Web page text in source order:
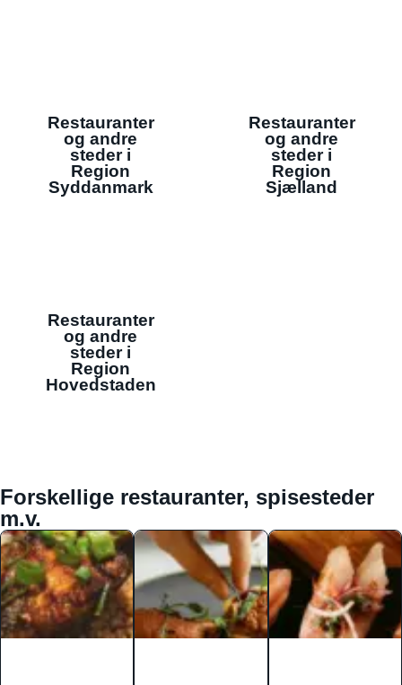
Restauranter
og andre
steder i
Region
Syddanmark
Restauranter
og andre
steder i
Region
Sjælland
Restauranter
og andre
steder i
Region
Hovedstaden
Forskellige restauranter, spisesteder
m.v.